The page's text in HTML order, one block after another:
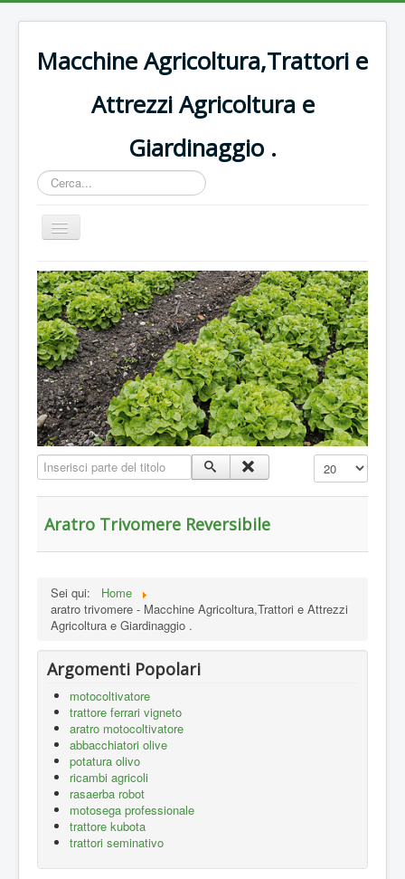
Macchine Agricoltura,Trattori e
Attrezzi Agricoltura e
Giardinaggio .
Cerca...
Cambia
navigazione
Home
Decespugliatori Oleomac
Rasaerba
Trattori vigneto
Forbici e potatura
Inserisci parte del titolo Visualizza n.
Aratro Trivomere Reversibile
Sei qui:
Home
aratro trivomere - Macchine Agricoltura,Trattori e Attrezzi
Agricoltura e Giardinaggio .
Argomenti Popolari
motocoltivatore
trattore ferrari vigneto
aratro motocoltivatore
abbacchiatori olive
potatura olivo
ricambi agricoli
rasaerba robot
motosega professionale
trattore kubota
trattori seminativo